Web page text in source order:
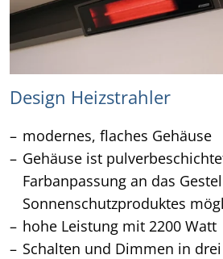
Design Heizstrahler
modernes, flaches Gehäuse
Gehäuse ist
Farbanpassung an das
Sonnenschutzproduktes
hohe Leistung mit 2200 Watt
Schalten und Dimmen in drei